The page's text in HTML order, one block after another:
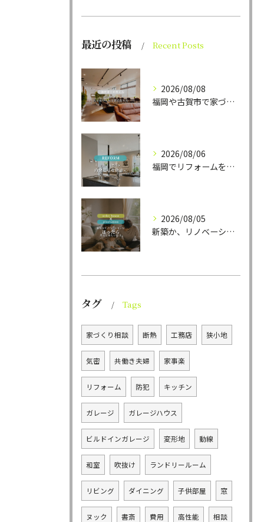
最近の投稿 Recent Posts
2026/08/08
福岡や古賀市で家づくりをされている方から、そんなご相談をよく...
2026/08/06
福岡でリフォームをお考えの方、必見。
2026/08/05
新築か、リノベーションか。
タグ Tags
家づくり相談 断熱 工務店 狭小地
気密 共働き夫婦 家事楽
リフォーム 防犯 キッチン
ガレージ ガレージハウス
ビルドインガレージ 変形地 動線
和室 吹抜け ランドリールーム
リビング ダイニング 子供部屋 窓
ヌック 書斎 費用 高性能 相談